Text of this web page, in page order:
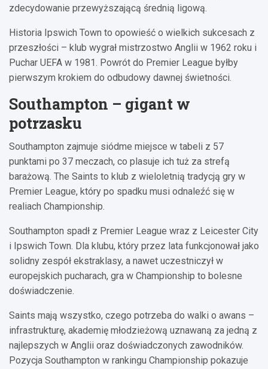
zdecydowanie przewyższającą średnią ligową.
Historia Ipswich Town to opowieść o wielkich sukcesach z
przeszłości – klub wygrał mistrzostwo Anglii w 1962 roku i
Puchar UEFA w 1981. Powrót do Premier League byłby
pierwszym krokiem do odbudowy dawnej świetności.
Southampton – gigant w
potrzasku
Southampton zajmuje siódme miejsce w tabeli z 57
punktami po 37 meczach, co plasuje ich tuż za strefą
barażową. The Saints to klub z wieloletnią tradycją gry w
Premier League, który po spadku musi odnaleźć się w
realiach Championship.
Southampton spadł z Premier League wraz z Leicester City
i Ipswich Town. Dla klubu, który przez lata funkcjonował jako
solidny zespół ekstraklasy, a nawet uczestniczył w
europejskich pucharach, gra w Championship to bolesne
doświadczenie.
Saints mają wszystko, czego potrzeba do walki o awans –
infrastrukturę, akademię młodzieżową uznawaną za jedną z
najlepszych w Anglii oraz doświadczonych zawodników.
Pozycja Southampton w rankingu Championship pokazuje